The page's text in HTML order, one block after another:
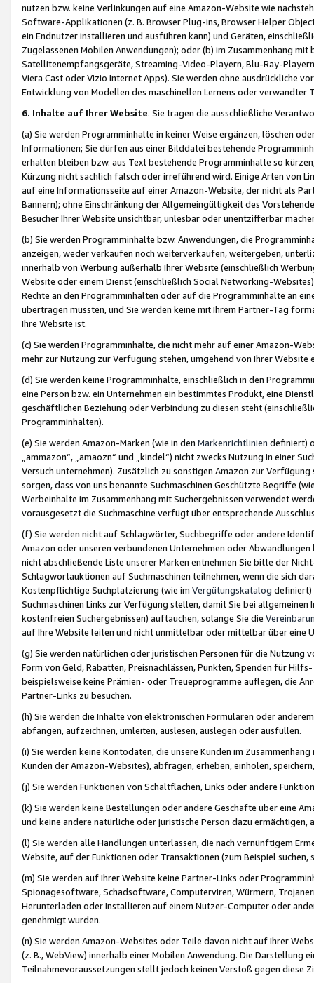
nutzen bzw. keine Verlinkungen auf eine Amazon-Website wie
Software-Applikationen (z. B. Browser Plug-ins, Browser Helper
ein Endnutzer installieren und ausführen kann) und Geräten,
Zugelassenen Mobilen Anwendungen); oder (b) im Zusammenhang
Satellitenempfangsgeräte, Streaming-Video-Playern, Blu-Ray-
Viera Cast oder Vizio Internet Apps). Sie werden ohne ausdrückliche
Entwicklung von Modellen des maschinellen Lernens oder
6. Inhalte auf Ihrer Website. Sie tragen die ausschließliche
(a) Sie werden Programminhalte in keiner Weise ergänzen, löschen
Informationen; Sie dürfen aus einer Bilddatei bestehende
erhalten bleiben bzw. aus Text bestehende Programminhalte so
Kürzung nicht sachlich falsch oder irreführend wird. Einige Arten von
auf eine Informationsseite auf einer Amazon-Website, der nicht als
Bannern); ohne Einschränkung der Allgemeingültigkeit des
Besucher Ihrer Website unsichtbar, unlesbar oder unentzifferbar
(b) Sie werden Programminhalte bzw. Anwendungen, die
anzeigen, weder verkaufen noch weiterverkaufen, weitergeben,
innerhalb von Werbung außerhalb Ihrer Website (einschließlich
Website oder einem Dienst (einschließlich Social Networking-
Rechte an den Programminhalten oder auf die Programminhalte an
übertragen müssten, und Sie werden keine mit Ihrem Partner-Tag
Ihre Website ist.
(c) Sie werden Programminhalte, die nicht mehr auf einer Amazon-
mehr zur Nutzung zur Verfügung stehen, umgehend von Ihrer
(d) Sie werden keine Programminhalte, einschließlich in den
eine Person bzw. ein Unternehmen ein bestimmtes Produkt, eine
geschäftlichen Beziehung oder Verbindung zu diesen steht
Programminhalten).
(e) Sie werden Amazon-Marken (wie in den Markenrichtlinien definiert)
„ammazon“, „amaozn“ und „kindel“) nicht zwecks Nutzung in einer
Versuch unternehmen). Zusätzlich zu sonstigen Amazon zur
sorgen, dass von uns benannte Suchmaschinen Geschützte Begriffe
Werbeinhalte im Zusammenhang mit Suchergebnissen verwendet
vorausgesetzt die Suchmaschine verfügt über entsprechende
(f) Sie werden nicht auf Schlagwörter, Suchbegriffe oder andere
Amazon oder unseren verbundenen Unternehmen oder
nicht abschließende Liste unserer Marken entnehmen Sie bitte der
Schlagwortauktionen auf Suchmaschinen teilnehmen, wenn die sich
Kostenpflichtige Suchplatzierung (wie im Vergütungskatalog definiert)
Suchmaschinen Links zur Verfügung stellen, damit Sie bei
kostenfreien Suchergebnissen) auftauchen, solange Sie die
auf Ihre Website leiten und nicht unmittelbar oder mittelbar über eine
(g) Sie werden natürlichen oder juristischen Personen für die Nutzung
Form von Geld, Rabatten, Preisnachlässen, Punkten, Spenden für
beispielsweise keine Prämien- oder Treueprogramme auflegen, die
Partner-Links zu besuchen.
(h) Sie werden die Inhalte von elektronischen Formularen oder
abfangen, aufzeichnen, umleiten, auslesen, auslegen oder ausfüllen.
(i) Sie werden keine Kontodaten, die unsere Kunden im
Kunden der Amazon-Websites), abfragen, erheben, einholen,
(j) Sie werden Funktionen von Schaltflächen, Links oder andere
(k) Sie werden keine Bestellungen oder andere Geschäfte über eine
und keine andere natürliche oder juristische Person dazu
(l) Sie werden alle Handlungen unterlassen, die nach vernünftigem
Website, auf der Funktionen oder Transaktionen (zum Beispiel
(m) Sie werden auf Ihrer Website keine Partner-Links oder
Spionagesoftware, Schadsoftware, Computerviren, Würmern,
Herunterladen oder Installieren auf einem Nutzer-Computer oder
genehmigt wurden.
(n) Sie werden Amazon-Websites oder Teile davon nicht auf Ihrer
(z. B., WebView) innerhalb einer Mobilen Anwendung. Die Darstellung
Teilnahmevoraussetzungen stellt jedoch keinen Verstoß gegen diese